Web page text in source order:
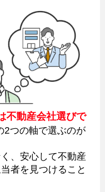
不動産会社選びで
2つの軸で選ぶのが
、安心して不動産
者を見つけること